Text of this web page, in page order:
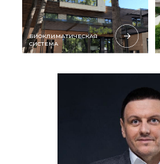
БИОКЛИМАТИЧЕСКАЯ
СИСТЕМА